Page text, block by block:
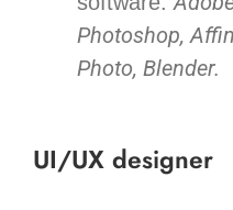
Photoshop,
Photo, Blender.
UI/UX designer